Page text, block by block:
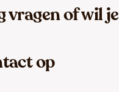
vragen of wil je
op